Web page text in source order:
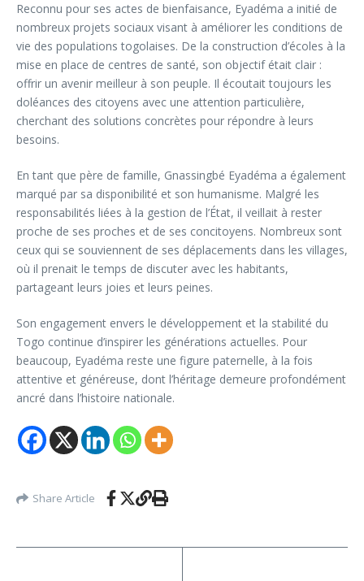
Reconnu pour ses actes de bienfaisance, Eyadéma a initié de
nombreux projets sociaux visant à améliorer les conditions de
vie des populations togolaises. De la construction d’écoles à la
mise en place de centres de santé, son objectif était clair :
offrir un avenir meilleur à son peuple. Il écoutait toujours les
doléances des citoyens avec une attention particulière,
cherchant des solutions concrètes pour répondre à leurs
besoins.
En tant que père de famille, Gnassingbé Eyadéma a également
marqué par sa disponibilité et son humanisme. Malgré les
responsabilités liées à la gestion de l’État, il veillait à rester
proche de ses proches et de ses concitoyens. Nombreux sont
ceux qui se souviennent de ses déplacements dans les villages,
où il prenait le temps de discuter avec les habitants,
partageant leurs joies et leurs peines.
Son engagement envers le développement et la stabilité du
Togo continue d’inspirer les générations actuelles. Pour
beaucoup, Eyadéma reste une figure paternelle, à la fois
attentive et généreuse, dont l’héritage demeure profondément
ancré dans l’histoire nationale.
Share Article